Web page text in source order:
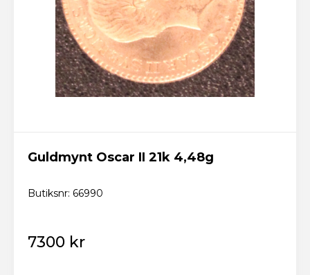
Guldmynt Oscar II 21k 4,48g
Butiksnr: 66990
7300 kr